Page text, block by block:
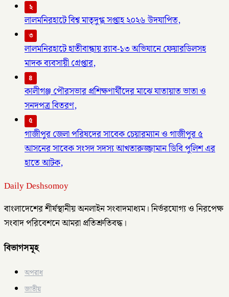
২
লালমনিরহাটে বিশ্ব মাতৃদুগ্ধ সপ্তাহ ২০২৬ উদযাপিত,
৩
লালমনিরহাটে হাতীবান্ধায় র‌্যাব-১৩ অভিযানে ফেয়ারডিলসহ
মাদক ব্যবসায়ী গ্রেপ্তার,
৪
কালীগঞ্জ পৌরসভার প্রশিক্ষণার্থীদের মাঝে যাতায়াত ভাতা ও
সনদপত্র বিতরণ,
৫
গাজীপুর জেলা পরিষদের সাবেক চেয়ারম্যান ও গাজীপুর ৫
আসনের সাবেক সংসদ সদস্য আখতারুজ্জামান ডিবি পুলিশ এর
হাতে আটক,
Daily Deshsomoy
বাংলাদেশের শীর্ষস্থানীয় অনলাইন সংবাদমাধ্যম। নির্ভরযোগ্য ও নিরপেক্ষ
সংবাদ পরিবেশনে আমরা প্রতিশ্রুতিবদ্ধ।
বিভাগসমূহ
অপরাধ
জাতীয়